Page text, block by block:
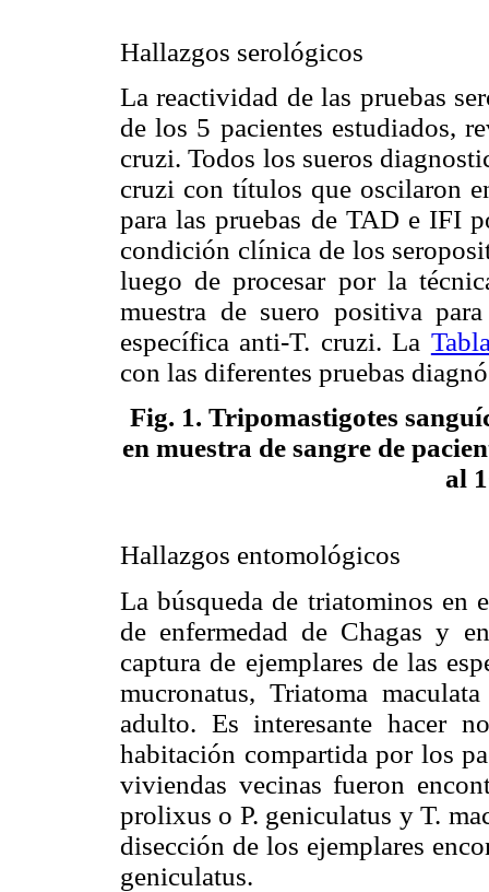
Hallazgos serológicos
La reactividad de las pruebas
de los 5 pacientes estudiados,
cruzi. Todos los sueros
cruzi con títulos que oscilaron
para las pruebas de TAD e IFI
condición clínica de los
luego de procesar por la
muestra de suero positiva
específica anti-T. cruzi. La
con las diferentes pruebas
Fig. 1. Tripomastigotes
en muestra de sangre de
al
Hallazgos entomológicos
La búsqueda de triatominos
de enfermedad de Chagas y
captura de ejemplares de las
mucronatus, Triatoma
adulto. Es interesante hacer
habitación compartida por los
viviendas vecinas fueron
prolixus o P. geniculatus y T.
disección de los ejemplares
geniculatus.